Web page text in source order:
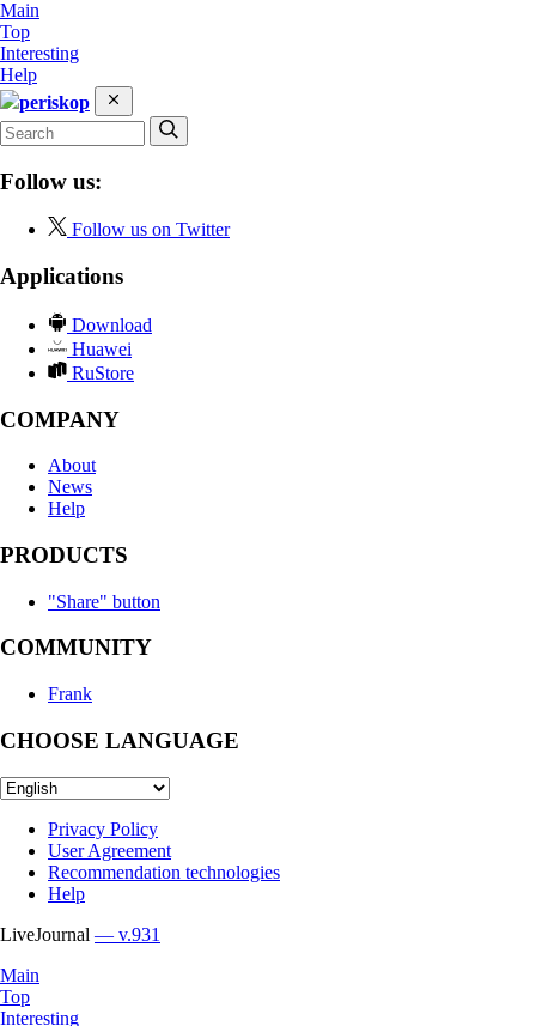
Main
Top
Interesting
Help
periskop
Follow us:
Follow us on Twitter
Applications
Download
Huawei
RuStore
COMPANY
About
News
Help
PRODUCTS
"Share" button
COMMUNITY
Frank
CHOOSE LANGUAGE
Privacy Policy
User Agreement
Recommendation technologies
Help
LiveJournal — v.931
Main
Top
Interesting